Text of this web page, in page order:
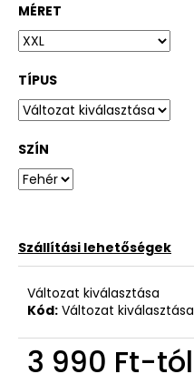
MÉRET
TÍPUS
SZÍN
Szállítási lehetőségek
Változat kiválasztása
Kód: Változat kiválasztása
3 990 Ft-tól